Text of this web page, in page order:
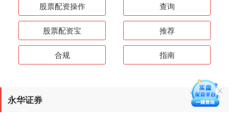
股票配资操作 查询
股票配资宝 推荐
合规 指南
永华证券